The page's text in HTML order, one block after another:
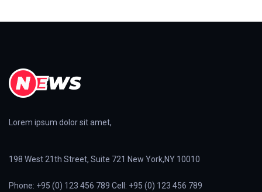
Lorem ipsum dolor sit amet,
198 West 21th Street, Suite 721 New York,NY 10010
Phone: +95 (0) 123 456 789 Cell: +95 (0) 123 456 789